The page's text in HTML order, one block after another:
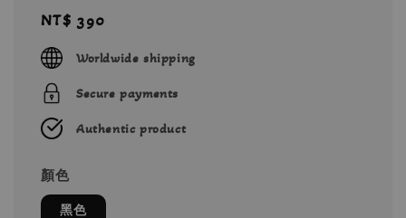
Regular
price
NT$ 390
Worldwide shipping
Secure payments
Authentic product
顏色
黑色